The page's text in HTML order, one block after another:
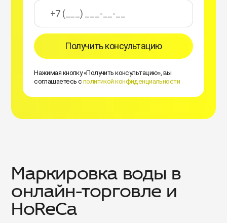
Получить консультацию
Нажимая кнопку «Получить консультацию», вы
соглашаетесь с политикой конфиденциальности
Маркировка воды в
онлайн-торговле и
HoReCa